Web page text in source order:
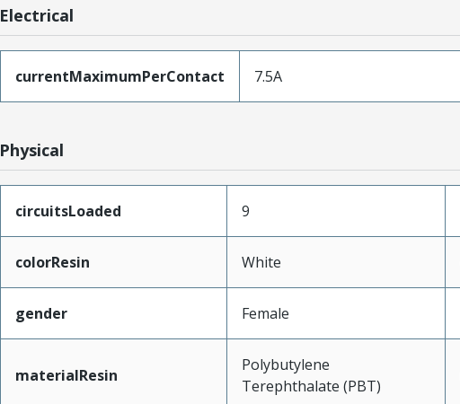
Electrical
currentMaximumPerContact 7.5A
Physical
circuitsLoaded 9
colorResin White
gender Female
materialResin
Polybutylene
Terephthalate (PBT)